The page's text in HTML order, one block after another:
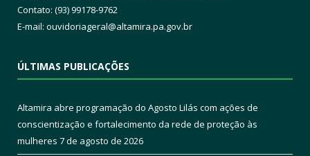
Contato: (93) 99178-9762
E-mail: ouvidoriageral@altamira.pa.gov.br
ÚLTIMAS PUBLICAÇÕES
Altamira abre programação do Agosto Lilás com ações de
conscientização e fortalecimento da rede de proteção às
mulheres 7 de agosto de 2026